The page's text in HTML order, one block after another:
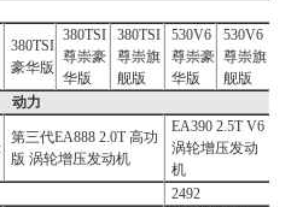
380TSI
豪华版
380TSI
尊崇豪
华版
380TSI
尊崇旗
舰版
530V6
尊崇豪
华版
530V6
尊崇旗
舰版
动力
第三代EA888 2.0T 高功
版 涡轮增压发动机
EA390 2.5T V6
涡轮增压发动
机
2492